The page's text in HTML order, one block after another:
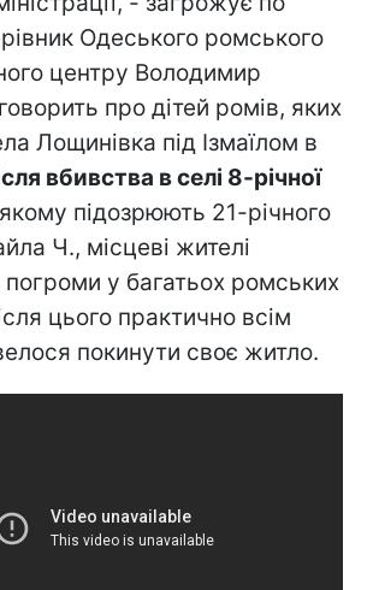
Одеського ромського
центру Володимир
про дітей ромів, яких
Лощинівка під Ізмаїлом в
вбивства в селі 8-річної
підозрюють 21-річного
Ч., місцеві жителі
у багатьох ромських
цього практично всім
покинути своє житло.